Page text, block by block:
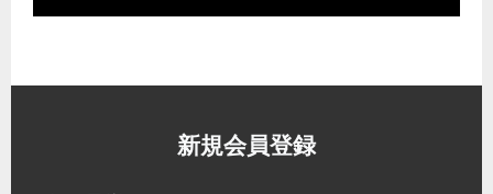
新規会員登録